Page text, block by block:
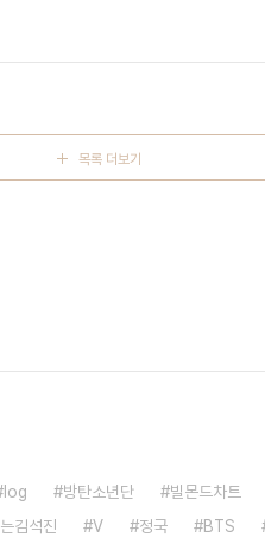
목록 더보기
log 방탄소년단 빌몬드차트
김석진 V 정국 BTS